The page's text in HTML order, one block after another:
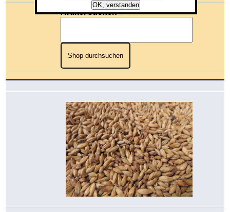
OK, verstanden
Artikel suchen
Shop durchsuchen